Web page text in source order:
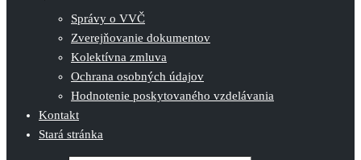
Správy o VVČ
Zverejňovanie dokumentov
Kolektívna zmluva
Ochrana osobných údajov
Hodnotenie poskytovaného vzdelávania
Kontakt
Stará stránka